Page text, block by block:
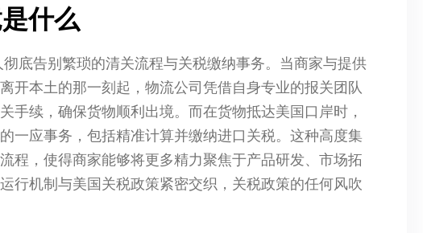
什么
彻底告别繁琐的清关流程与关税缴纳事务。当商家与提供
开本土的那一刻起，物流公司凭借自身专业的报关团队
手续，确保货物顺利出境。而在货物抵达美国口岸时，
一应事务，包括精准计算并缴纳进口关税。这种高度集
程，使得商家能够将更多精力聚焦于产品研发、市场拓
行机制与美国关税政策紧密交织，关税政策的任何风吹